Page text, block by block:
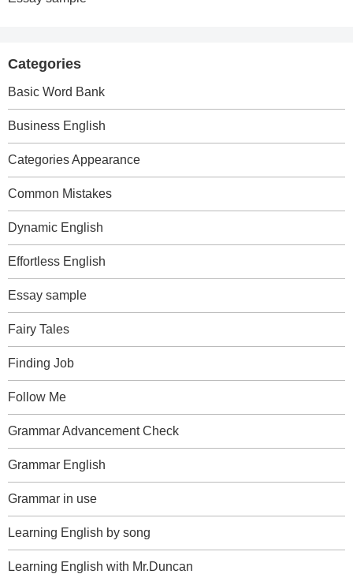
Categories
Basic Word Bank
Business English
Categories Appearance
Common Mistakes
Dynamic English
Effortless English
Essay sample
Fairy Tales
Finding Job
Follow Me
Grammar Advancement Check
Grammar English
Grammar in use
Learning English by song
Learning English with Mr.Duncan